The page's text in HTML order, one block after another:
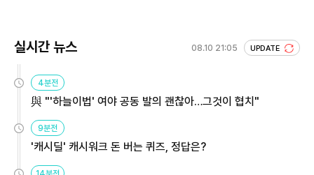
실시간 뉴스 08.10 21:05 UPDATE
4분전
與 "'하늘이법' 여야 공동 발의 괜찮아…그것이 협치"
9분전
'캐시딜' 캐시워크 돈 버는 퀴즈, 정답은?